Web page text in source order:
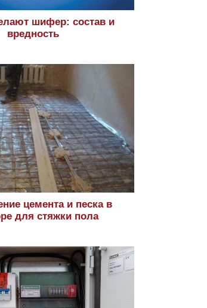
шифер: состав и
вредность
цемента и песка в
для стяжки пола